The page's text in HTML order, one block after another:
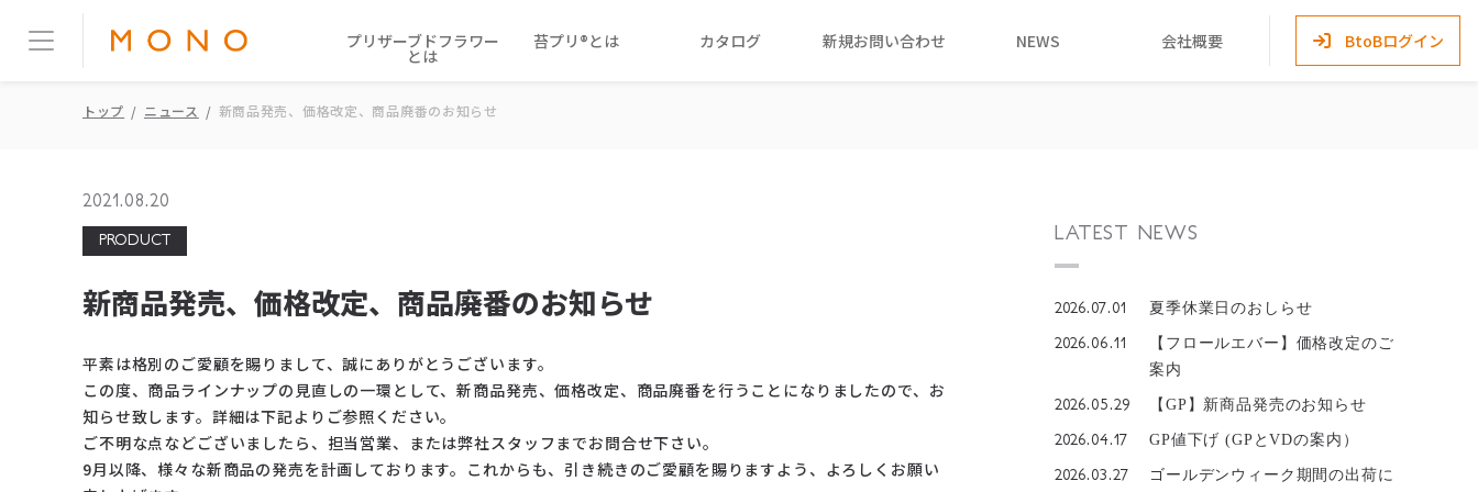
プリザーブドフラワー
とは
苔プリ®とは カタログ 新規お問い合わせ NEWS 会社概要 BtoBログイン
トップ ニュース 新商品発売、価格改定、商品廃番のお知らせ
2021.08.20
PRODUCT
新商品発売、価格改定、商品廃番のお知らせ
平素は格別のご愛顧を賜りまして、誠にありがとうございます。
この度、商品ラインナップの見直しの一環として、新商品発売、価格改定、商品廃番を行うことになりましたので、お
知らせ致します。詳細は下記よりご参照ください。
ご不明な点などございましたら、担当営業、または弊社スタッフまでお問合せ下さい。
9月以降、様々な新商品の発売を計画しております。これからも、引き続きのご愛顧を賜りますよう、よろしくお願い
LATEST NEWS
2026.07.01 夏季休業日のおしらせ
2026.06.11
【フロールエバー】価格改定のご
案内
2026.05.29 【GP】新商品発売のお知らせ
2026.04.17 GP値下げ (GPとVDの案内）
2026.03.27
ゴールデンウィーク期間の出荷に